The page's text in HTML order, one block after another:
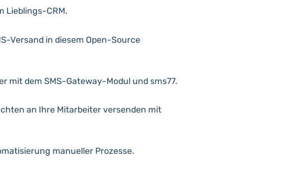
Lieblings-CRM.
Versand in diesem Open-Source
mit dem SMS-Gateway-Modul und sms77.
an Ihre Mitarbeiter versenden mit
manueller Prozesse.